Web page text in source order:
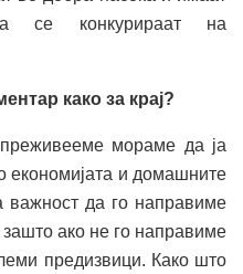
се конкурираат на
како за крај?
мораме да ја
економијата и домашните
важност да го направиме
ако не го направиме
предизвици. Како што